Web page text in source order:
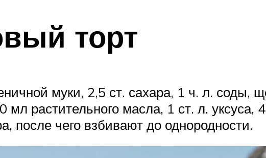
торт
муки, 2,5 ст. сахара, 1 ч. л. соды,
растительного масла, 1 ст. л. уксуса,
после чего взбивают до однородности.